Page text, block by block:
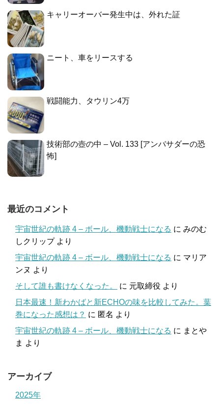
キャリーオーバー発生中は、外れた証
ニート、車をリースする
戦闘能力、タウリン4万
技術部の壺の中 – Vol. 133 [アンバサダーの恐
怖]
最近のコメント
宇宙世紀の軌跡 4 – ボール、機動戦士になる に みのむ
しクリップより
宇宙世紀の軌跡 4 – ボール、機動戦士になる に マリア
ンヌ より
そして誰も書けなくなった。
に 元取締役 より
日本最速！新わかばと新ECHOの味を比較してみた。葉
巻になった感想は？ に 匿名 より
宇宙世紀の軌跡 4 – ボール、機動戦士になる に まとや
ま より
アーカイブ
2025年